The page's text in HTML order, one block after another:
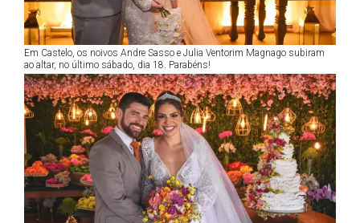
Em Castelo, os noivos Andre Sasso e Julia Ventorim Magnago subiram
ao altar, no último sábado, dia 18. Parabéns!